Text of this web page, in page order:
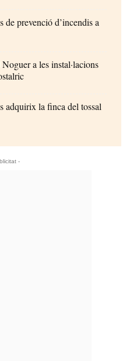
de prevenció d’incendis a
a les instal·lacions
adquirix la finca del tossal
-